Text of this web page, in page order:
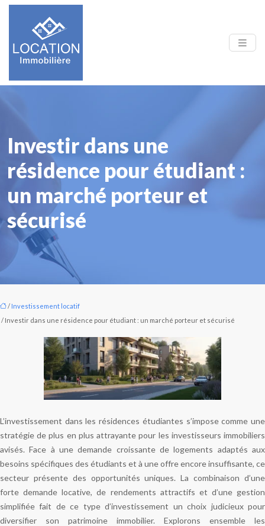
Investir dans une
résidence pour étudiant :
un marché porteur et
sécurisé
/ Investissement locatif
/ Investir dans une résidence pour étudiant : un marché porteur et sécurisé
L’investissement dans les résidences étudiantes s’impose comme une
stratégie de plus en plus attrayante pour les investisseurs immobiliers
avisés. Face à une demande croissante de logements adaptés aux
besoins spécifiques des étudiants et à une offre encore insuffisante, ce
secteur présente des opportunités uniques. La combinaison d’une
forte demande locative, de rendements attractifs et d’une gestion
simplifiée fait de ce type d’investissement un choix judicieux pour
diversifier son patrimoine immobilier. Explorons ensemble les